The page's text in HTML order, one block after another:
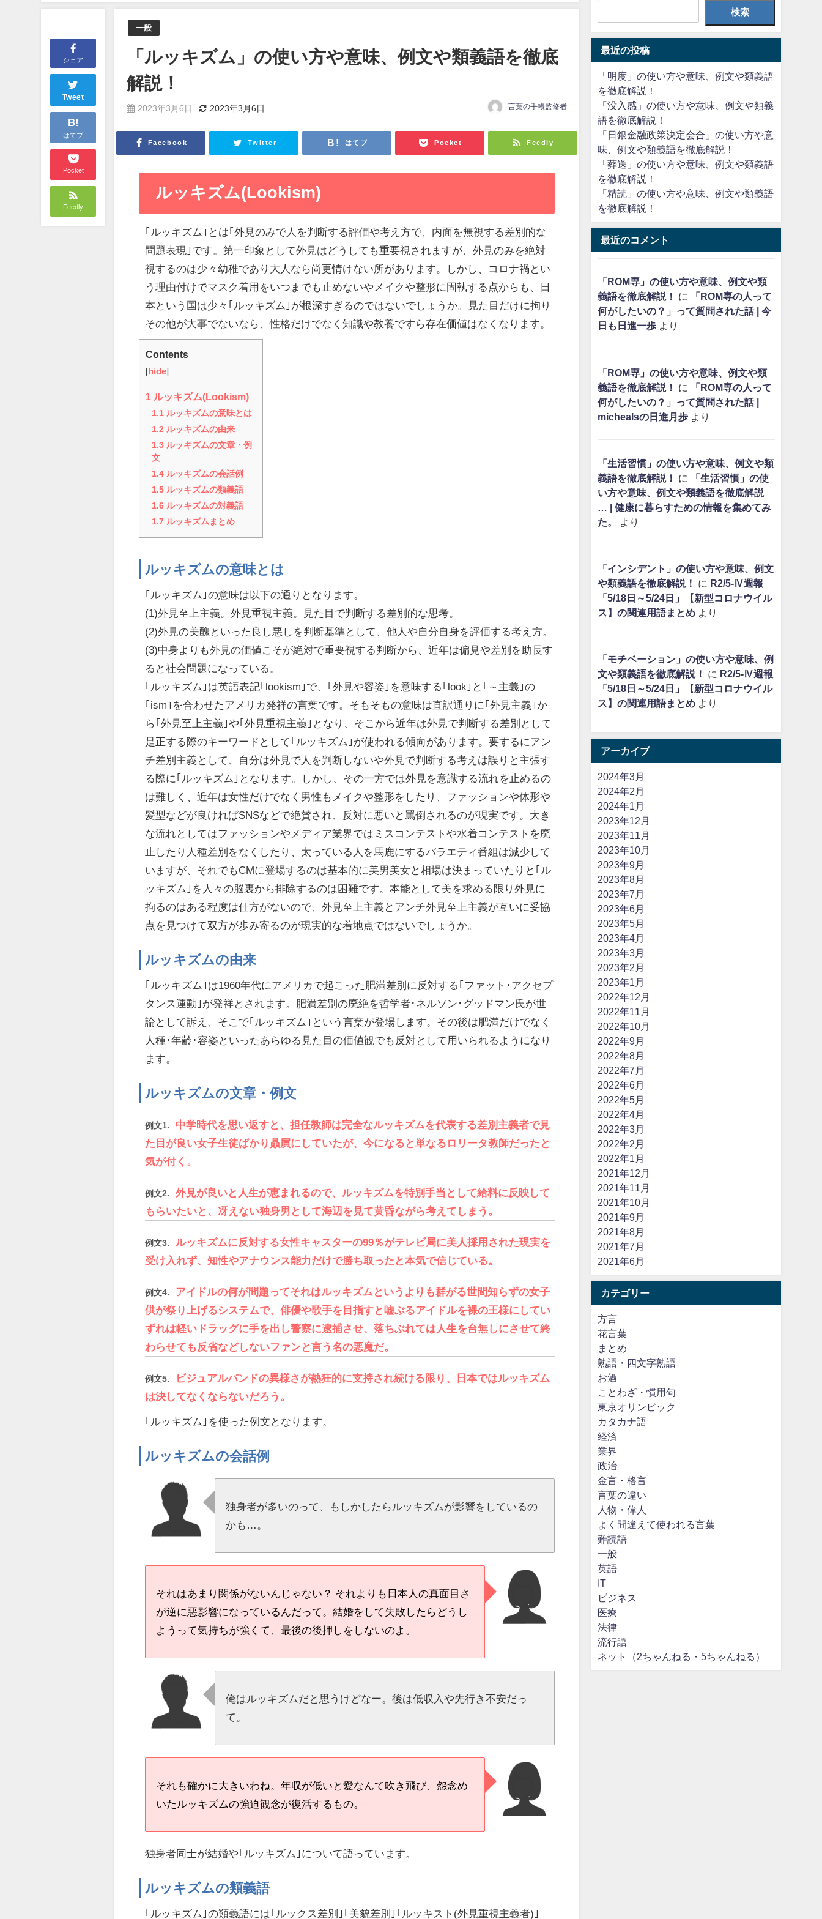
シェア
Tweet
B!
はてブ
Pocket
Feedly
一般
「ルッキズム」の使い方や意味、例文や類義語を徹底
解説！
2023年3月6日 2023年3月6日 言葉の手帳監修者
Facebook Twitter はてブ Pocket Feedly
ルッキズム(Lookism)
｢ルッキズム｣とは｢外見のみで人を判断する評価や考え方で、内面を無視する差別的な
問題表現｣です。第一印象として外見はどうしても重要視されますが、外見のみを絶対
視するのは少々幼稚であり大人なら尚更情けない所があります。しかし、コロナ禍とい
う理由付けでマスク着用をいつまでも止めないやメイクや整形に固執する点からも、日
本という国は少々｢ルッキズム｣が根深すぎるのではないでしょうか。見た目だけに拘り
その他が大事でないなら、性格だけでなく知識や教養ですら存在価値はなくなります。
Contents
[ hide]
1 ルッキズム(Lookism)
1.1 ルッキズムの意味とは
1.2 ルッキズムの由来
1.3 ルッキズムの文章・例
文
1.4 ルッキズムの会話例
1.5 ルッキズムの類義語
1.6 ルッキズムの対義語
1.7 ルッキズムまとめ
ルッキズムの意味とは
｢ルッキズム｣の意味は以下の通りとなります。
(1)外見至上主義。外見重視主義。見た目で判断する差別的な思考。
(2)外見の美醜といった良し悪しを判断基準として、他人や自分自身を評価する考え方。
(3)中身よりも外見の価値こそが絶対で重要視する判断から、近年は偏見や差別を助長す
ると社会問題になっている。
｢ルッキズム｣は英語表記｢lookism｣で、｢外見や容姿｣を意味する｢look｣と｢～主義｣の
｢ism｣を合わせたアメリカ発祥の言葉です。そもそもの意味は直訳通りに｢外見主義｣か
ら｢外見至上主義｣や｢外見重視主義｣となり、そこから近年は外見で判断する差別として
是正する際のキーワードとして｢ルッキズム｣が使われる傾向があります。要するにアン
チ差別主義として、自分は外見で人を判断しないや外見で判断する考えは誤りと主張す
る際に｢ルッキズム｣となります。しかし、その一方では外見を意識する流れを止めるの
は難しく、近年は女性だけでなく男性もメイクや整形をしたり、ファッションや体形や
髪型などが良ければSNSなどで絶賛され、反対に悪いと罵倒されるのが現実です。大き
な流れとしてはファッションやメディア業界ではミスコンテストや水着コンテストを廃
止したり人種差別をなくしたり、太っている人を馬鹿にするバラエティ番組は減少して
いますが、それでもCMに登場するのは基本的に美男美女と相場は決まっていたりと｢ル
ッキズム｣を人々の脳裏から排除するのは困難です。本能として美を求める限り外見に
拘るのはある程度は仕方がないので、外見至上主義とアンチ外見至上主義が互いに妥協
点を見つけて双方が歩み寄るのが現実的な着地点ではないでしょうか。
ルッキズムの由来
｢ルッキズム｣は1960年代にアメリカで起こった肥満差別に反対する｢ファット･アクセプ
タンス運動｣が発祥とされます。肥満差別の廃絶を哲学者･ネルソン･グッドマン氏が世
論として訴え、そこで｢ルッキズム｣という言葉が登場します。その後は肥満だけでなく
人種･年齢･容姿といったあらゆる見た目の価値観でも反対として用いられるようになり
ます。
ルッキズムの文章・例文
例文1.
中学時代を思い返すと、担任教師は完全なルッキズムを代表する差別主義者で見
た目が良い女子生徒ばかり贔屓にしていたが、今になると単なるロリータ教師だったと
気が付く。
例文2.
外見が良いと人生が恵まれるので、ルッキズムを特別手当として給料に反映して
もらいたいと、冴えない独身男として海辺を見て黄昏ながら考えてしまう。
例文3.
ルッキズムに反対する女性キャスターの99％がテレビ局に美人採用された現実を
受け入れず、知性やアナウンス能力だけで勝ち取ったと本気で信じている。
例文4.
アイドルの何が問題ってそれはルッキズムというよりも群がる世間知らずの女子
供が祭り上げるシステムで、俳優や歌手を目指すと嘘ぶるアイドルを裸の王様にしてい
ずれは軽いドラッグに手を出し警察に逮捕させ、落ちぶれては人生を台無しにさせて終
わらせても反省などしないファンと言う名の悪魔だ。
例文5.
ビジュアルバンドの異様さが熱狂的に支持され続ける限り、日本ではルッキズム
は決してなくならないだろう。
｢ルッキズム｣を使った例文となります。
ルッキズムの会話例
独身者が多いのって、もしかしたらルッキズムが影響をしているの
かも…。
それはあまり関係がないんじゃない？ それよりも日本人の真面目さ
が逆に悪影響になっているんだって。結婚をして失敗したらどうし
ようって気持ちが強くて、最後の後押しをしないのよ。
俺はルッキズムだと思うけどなー。後は低収入や先行き不安だっ
て。
それも確かに大きいわね。年収が低いと愛なんて吹き飛び、怨念め
いたルッキズムの強迫観念が復活するもの。
独身者同士が結婚や｢ルッキズム｣について語っています。
ルッキズムの類義語
｢ルッキズム｣の類義語には｢ルックス差別｣｢美貌差別｣｢ルッキスト(外見重視主義者)｣
検索
最近の投稿
「明度」の使い方や意味、例文や類義語
を徹底解説！
「没入感」の使い方や意味、例文や類義
語を徹底解説！
「日銀金融政策決定会合」の使い方や意
味、例文や類義語を徹底解説！
「葬送」の使い方や意味、例文や類義語
を徹底解説！
「精読」の使い方や意味、例文や類義語
を徹底解説！
最近のコメント
「ROM専」の使い方や意味、例文や類
義語を徹底解説！
に
「ROM専の人って
何がしたいの？」って質問された話 | 今
日も日進一歩より
「ROM専」の使い方や意味、例文や類
義語を徹底解説！
に
「ROM専の人って
何がしたいの？」って質問された話 |
michealsの日進月歩より
「生活習慣」の使い方や意味、例文や類
義語を徹底解説！
に
「生活習慣」の使
い方や意味、例文や類義語を徹底解説
… | 健康に暮らすための情報を集めてみ
た。
より
「インシデント」の使い方や意味、例文
や類義語を徹底解説！
に R2/5-Ⅳ週報
「5/18日～5/24日」【新型コロナウイル
ス】の関連用語まとめより
「モチベーション」の使い方や意味、例
文や類義語を徹底解説！
に R2/5-Ⅳ週報
「5/18日～5/24日」【新型コロナウイル
ス】の関連用語まとめより
アーカイブ
2024年3月
2024年2月
2024年1月
2023年12月
2023年11月
2023年10月
2023年9月
2023年8月
2023年7月
2023年6月
2023年5月
2023年4月
2023年3月
2023年2月
2023年1月
2022年12月
2022年11月
2022年10月
2022年9月
2022年8月
2022年7月
2022年6月
2022年5月
2022年4月
2022年3月
2022年2月
2022年1月
2021年12月
2021年11月
2021年10月
2021年9月
2021年8月
2021年7月
2021年6月
カテゴリー
方言
花言葉
まとめ
熟語・四文字熟語
お酒
ことわざ・慣用句
東京オリンピック
カタカナ語
経済
業界
政治
金言・格言
言葉の違い
人物・偉人
よく間違えて使われる言葉
難読語
一般
英語
IT
ビジネス
医療
法律
流行語
ネット（2ちゃんねる・5ちゃんねる）